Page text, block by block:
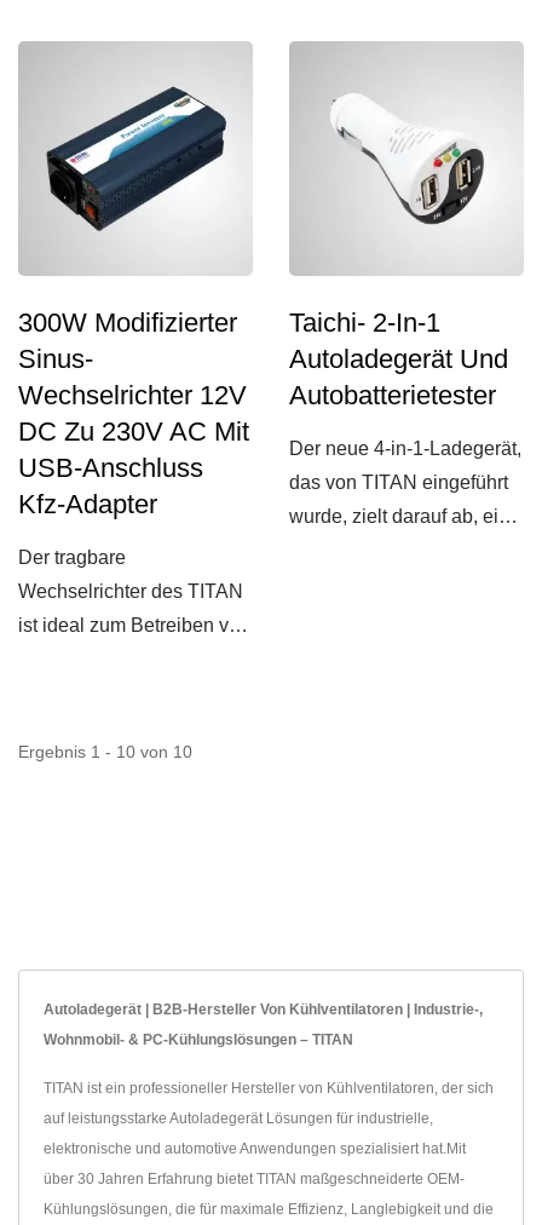
300W Modifizierter
Sinus-
Wechselrichter 12V
DC Zu 230V AC Mit
USB-Anschluss
Kfz-Adapter
Der tragbare
Wechselrichter des TITAN
ist ideal zum Betreiben von
Taichi- 2-In-1
Autoladegerät Und
Autobatterietester
Der neue 4-in-1-Ladegerät,
das von TITAN eingeführt
wurde, zielt darauf ab, ein
Ergebnis 1 - 10 von 10
Autoladegerät | B2B-Hersteller Von Kühlventilatoren | Industrie-,
Wohnmobil- & PC-Kühlungslösungen – TITAN
TITAN ist ein professioneller Hersteller von Kühlventilatoren, der sich
auf leistungsstarke Autoladegerät Lösungen für industrielle,
elektronische und automotive Anwendungen spezialisiert hat.Mit
über 30 Jahren Erfahrung bietet TITAN maßgeschneiderte OEM-
Kühlungslösungen, die für maximale Effizienz, Langlebigkeit und die